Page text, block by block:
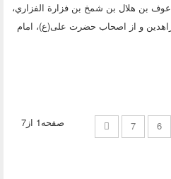
بن هلال بن شمخ بن فزارة الفزاري،
و از اصحاب حضرت علی(ع)، امام
صفحه1 از7 6
7